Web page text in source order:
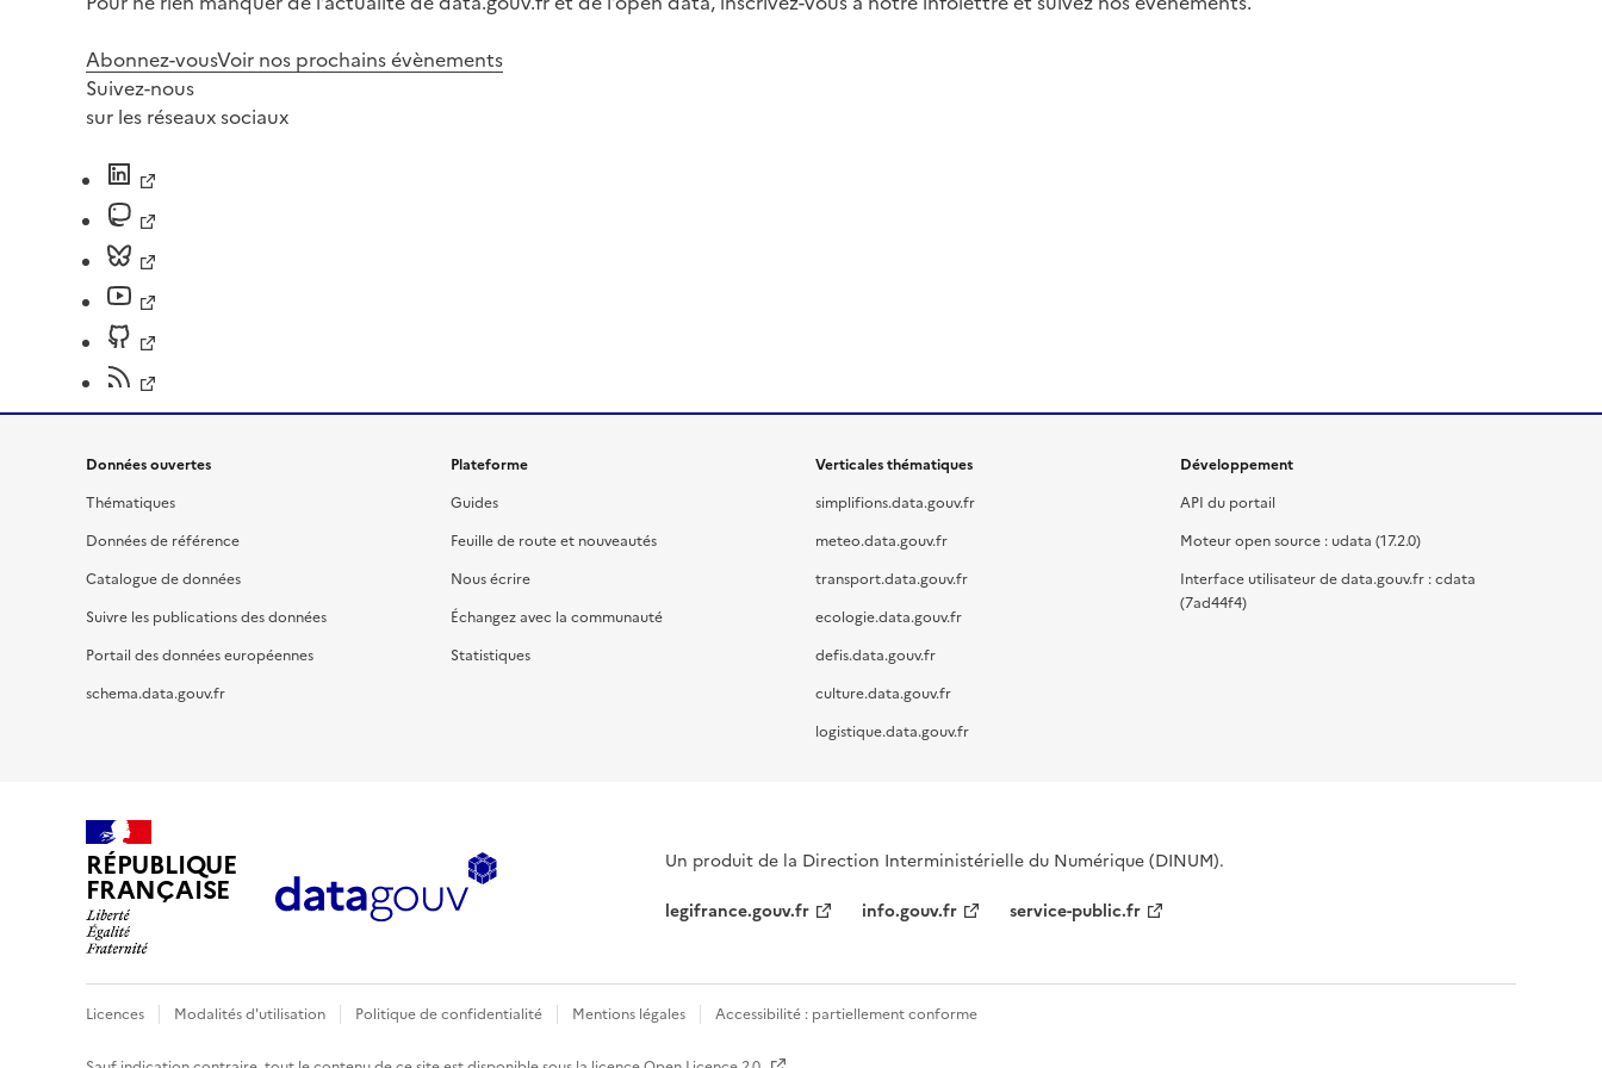
Abonnez-vousVoir nos prochains évènements
Suivez-nous
sur les réseaux sociaux
Données ouvertes
Thématiques
Données de référence
Catalogue de données
Suivre les publications des données
Portail des données européennes
schema.data.gouv.fr
Plateforme
Guides
Feuille de route et nouveautés
Nous écrire
Échangez avec la communauté
Statistiques
Verticales thématiques
simplifions.data.gouv.fr
meteo.data.gouv.fr
transport.data.gouv.fr
ecologie.data.gouv.fr
defis.data.gouv.fr
culture.data.gouv.fr
logistique.data.gouv.fr
Développement
API du portail
Moteur open source : udata (17.2.0)
Interface utilisateur de data.gouv.fr : cdata
(7ad44f4)
RÉPUBLIQUE
FRANÇAISE
Un produit de la Direction Interministérielle du Numérique (DINUM).
legifrance.gouv.fr
info.gouv.fr service-public.fr
Licences Modalités d'utilisation Politique de confidentialité Mentions légales Accessibilité : partiellement conforme